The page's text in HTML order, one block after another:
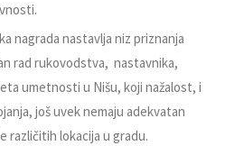
nagrada nastavlja niz priznanja
rad rukovodstva, nastavnika,
umetnosti u Nišu, koji nažalost, i
još uvek nemaju adekvatan
različitih lokacija u gradu.